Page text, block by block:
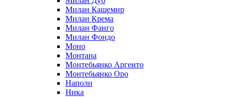
Милан Кашемир
Милан Крема
Милан Фанго
Милан Фондо
Моно
Монтана
Монтебьянко Аргенто
Монтебьянко Оро
Наполи
Ника